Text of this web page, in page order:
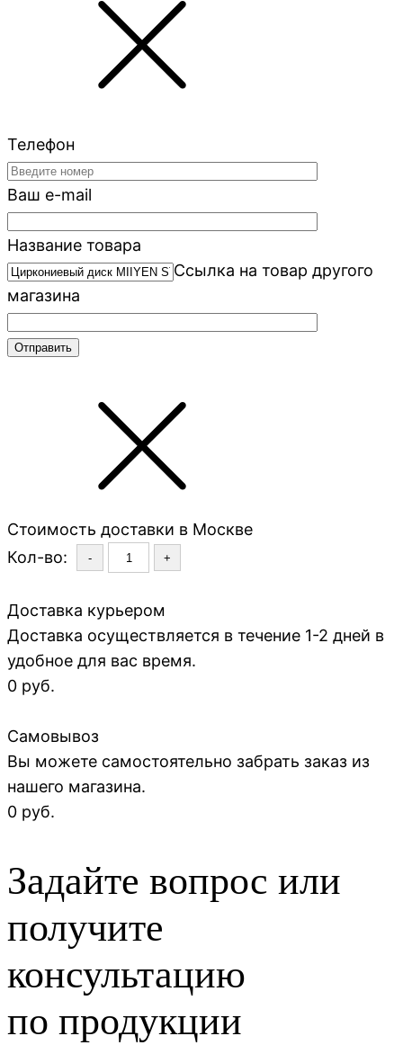
Телефон
Ваш e-mail
Название товара
Ссылка на товар другого
магазина
Стоимость доставки в Москве
Кол-во:
- +
Доставка курьером
Доставка осуществляется в течение 1-2 дней в
удобное для вас время.
0 руб.
Самовывоз
Вы можете самостоятельно забрать заказ из
нашего магазина.
0 руб.
Задайте вопрос или
получите
консультацию
по продукции